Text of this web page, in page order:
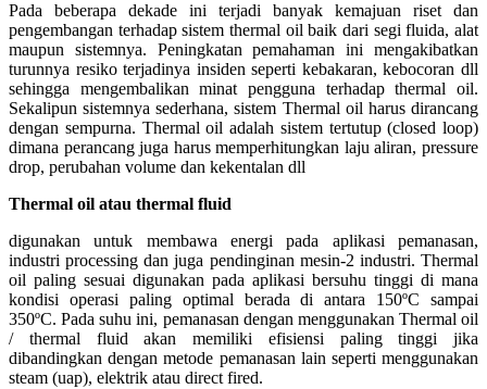
Pada beberapa dekade ini terjadi banyak kemajuan riset dan
pengembangan terhadap sistem thermal oil baik dari segi fluida, alat
maupun sistemnya. Peningkatan pemahaman ini mengakibatkan
turunnya resiko terjadinya insiden seperti kebakaran, kebocoran dll
sehingga mengembalikan minat pengguna terhadap thermal oil.
Sekalipun sistemnya sederhana, sistem Thermal oil harus dirancang
dengan sempurna. Thermal oil adalah sistem tertutup (closed loop)
dimana perancang juga harus memperhitungkan laju aliran, pressure
drop, perubahan volume dan kekentalan dll
Thermal oil atau thermal fluid
digunakan untuk membawa energi pada aplikasi pemanasan,
industri processing dan juga pendinginan mesin-2 industri. Thermal
oil paling sesuai digunakan pada aplikasi bersuhu tinggi di mana
kondisi operasi paling optimal berada di antara 150ºC sampai
350ºC. Pada suhu ini, pemanasan dengan menggunakan Thermal oil
/ thermal fluid akan memiliki efisiensi paling tinggi jika
dibandingkan dengan metode pemanasan lain seperti menggunakan
steam (uap), elektrik atau direct fired.